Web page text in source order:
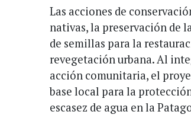
Las acciones de
nativas, la preservación de
de semillas para la
revegetación urbana. Al
acción comunitaria, el
base local para la
escasez de agua en la